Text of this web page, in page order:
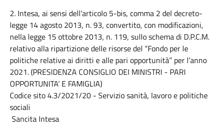
2. Intesa, ai sensi dell’articolo 5-bis, comma 2 del decreto-
legge 14 agosto 2013, n. 93, convertito, con modificazioni,
nella legge 15 ottobre 2013, n. 119, sullo schema di D.P.C.M.
relativo alla ripartizione delle risorse del “Fondo per le
politiche relative ai diritti e alle pari opportunità” per l’anno
2021. (PRESIDENZA CONSIGLIO DEI MINISTRI - PARI
OPPORTUNITA’ E FAMIGLIA)
Codice sito 4.3/2021/20 - Servizio sanità, lavoro e politiche
sociali
Sancita Intesa